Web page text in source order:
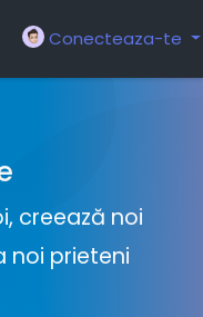
Conecteaza-te
creează noi
noi prieteni